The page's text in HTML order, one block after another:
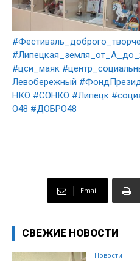
#цси_маяк
Левобережный
НКО #СОНКО #Липецк
О48 #ДОБРО48
Email
СВЕЖИЕ НОВОСТИ
Новости